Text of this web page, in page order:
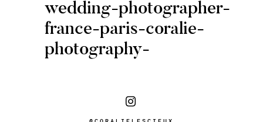
Contact
wedding-photographer-
france-paris-coralie-
photography-